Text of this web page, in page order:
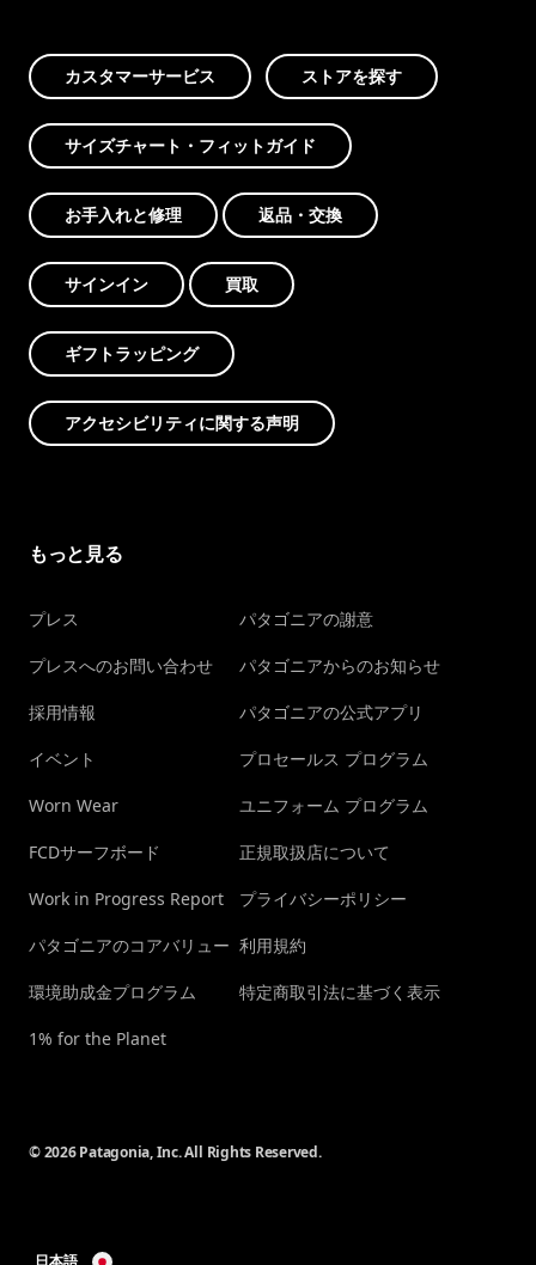
カスタマーサービス ストアを探す
サイズチャート・フィットガイド
お手入れと修理 返品・交換
サインイン 買取
ギフトラッピング
アクセシビリティに関する声明
もっと見る
プレス
プレスへのお問い合わせ
採用情報
イベント
Worn Wear
FCDサーフボード
Work in Progress Report
パタゴニアのコアバリュー
環境助成金プログラム
1% for the Planet
パタゴニアの謝意
パタゴニアからのお知らせ
パタゴニアの公式アプリ
プロセールス プログラム
ユニフォーム プログラム
正規取扱店について
プライバシーポリシー
利用規約
特定商取引法に基づく表示
© 2026 Patagonia, Inc. All Rights Reserved.
日本語